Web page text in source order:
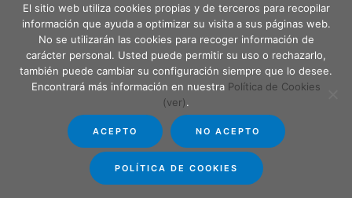
Aviso Legal
Política de Privacidad
Política de Cookies
Copyright © 2026 Entabla Clases de skate en Madrid
Powered by Entabla Clases de skate en Madrid
El sitio web utiliza cookies propias y de terceros para recopilar
información que ayuda a optimizar su visita a sus páginas web.
No se utilizarán las cookies para recoger información de
carácter personal. Usted puede permitir su uso o rechazarlo,
también puede cambiar su configuración siempre que lo desee.
Encontrará más información en nuestra Política de Cookies
(ver).
ACEPTO NO ACEPTO
POLÍTICA DE COOKIES